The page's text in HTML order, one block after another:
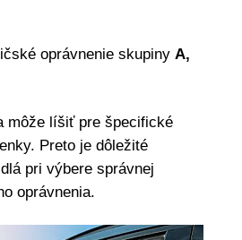
oprávnenie skupiny A,
môže líšiť pre špecifické
Preto je dôležité
pri výbere správnej
oprávnenia.